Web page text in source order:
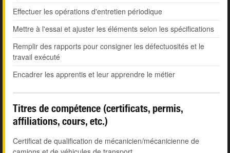
Effectuer les opérations d'entretien périodique
Mettre à l'essai et ajuster les éléments selon les spécifications
Remplir des rapports pour consigner les défectuosités et le
travail exécuté
Encadrer les apprentis et leur apprendre le métier
Titres de compétence (certificats, permis,
affiliations, cours, etc.)
Certificat de qualification de mécanicien/mécanicienne de